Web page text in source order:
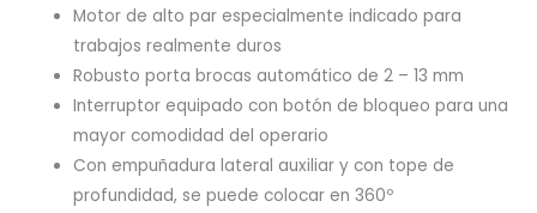
Motor de alto par especialmente indicado para
trabajos realmente duros
Robusto porta brocas automático de 2 – 13 mm
Interruptor equipado con botón de bloqueo para una
mayor comodidad del operario
Con empuñadura lateral auxiliar y con tope de
profundidad, se puede colocar en 360º